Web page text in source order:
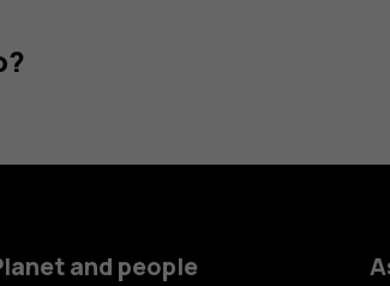
and people